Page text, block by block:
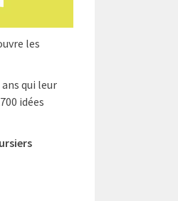
les
qui leur
idées